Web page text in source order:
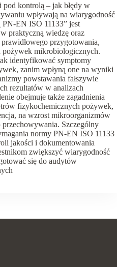
EN ISO 11133”.
kontrolą – jak błędy w
wpływają na wiarygodność
EN ISO 11133” jest
praktyczną wiedzę oraz
przygotowania,
mikrobiologicznych.
identyfikować symptomy
zanim wpłyną one na wyniki
powstawania fałszywie
rezultatów w analizach
obejmuje także zagadnienia
fizykochemicznych pożywek,
na wzrost mikroorganizmów
przechowywania. Szczególny
normy PN-EN ISO 11133
jakości i dokumentowania
zwiększyć wiarygodność
się do audytów